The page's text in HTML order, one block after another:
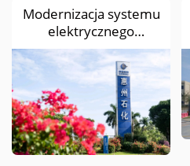
Modernizacja systemu
elektrycznego
ogrzewania
przewodów, CNOOC
Huizhou Petrochemical